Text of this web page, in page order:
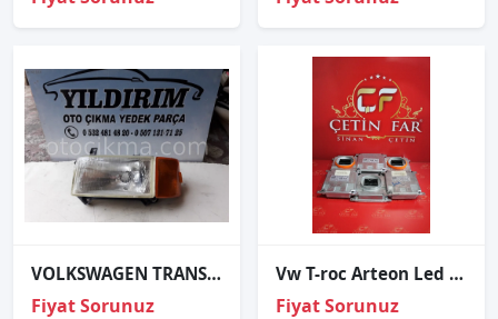
VOLKSWAGEN TRANSPORTHER SOL FAR
Fiyat Sorunuz
Vw T-roc Arteon Led Far Beyni̇ 7p5941591ad
Fiyat Sorunuz